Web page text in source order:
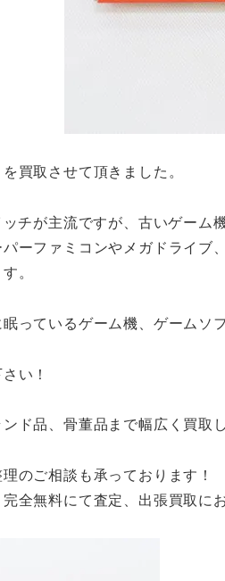
買取させて頂きました。
チが主流ですが、古いゲーム
ーファミコンやメガドライブ
す。
っているゲーム機、ゲームソ
い！
ド品、骨董品まで幅広く買取
のご相談も承っております！
全無料にて査定、出張買取に